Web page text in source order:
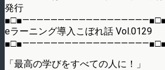
発行
eラーニング導入こぼれ話 Vol.0129
「最高の学びをすべての人に！」